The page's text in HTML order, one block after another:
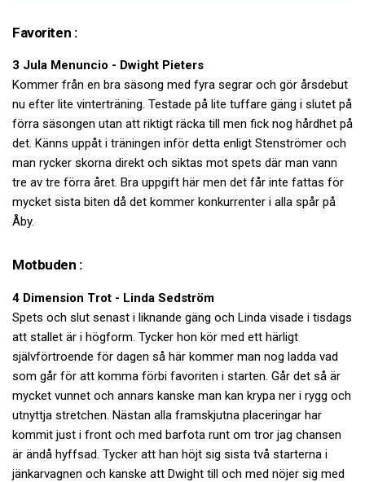
Favoriten :
3 Jula Menuncio - Dwight Pieters
Kommer från en bra säsong med fyra segrar och gör årsdebut
nu efter lite vinterträning. Testade på lite tuffare gäng i slutet på
förra säsongen utan att riktigt räcka till men fick nog hårdhet på
det. Känns uppåt i träningen inför detta enligt Stenströmer och
man rycker skorna direkt och siktas mot spets där man vann
tre av tre förra året. Bra uppgift här men det får inte fattas för
mycket sista biten då det kommer konkurrenter i alla spår på
Åby.
Motbuden :
4 Dimension Trot - Linda Sedström
Spets och slut senast i liknande gäng och Linda visade i tisdags
att stallet är i högform. Tycker hon kör med ett härligt
självförtroende för dagen så här kommer man nog ladda vad
som går för att komma förbi favoriten i starten. Går det så är
mycket vunnet och annars kanske man kan krypa ner i rygg och
utnyttja stretchen. Nästan alla framskjutna placeringar har
kommit just i front och med barfota runt om tror jag chansen
är ändå hyffsad. Tycker att han höjt sig sista två starterna i
jänkarvagnen och kanske att Dwight till och med nöjer sig med